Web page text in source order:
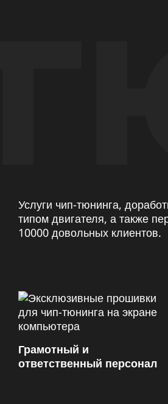
Услуги чип-тюнинга,
типом двигателя, а также
10000 довольных клиентов.
Грамотный и
ответственный персонал